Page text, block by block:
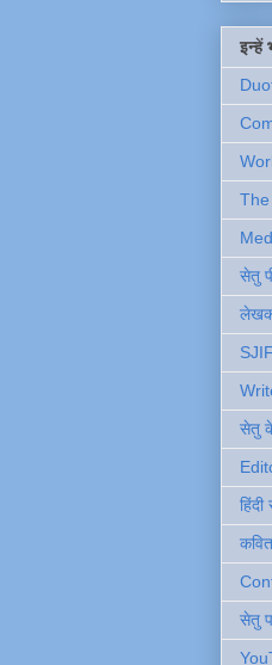
इन्हें
सेतु
सेतु
सेतु